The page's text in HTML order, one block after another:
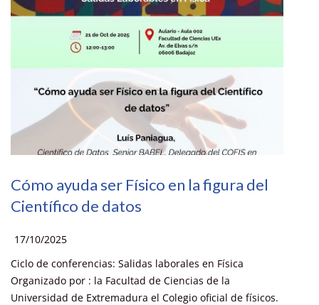
Cómo ayuda ser Físico en la figura del
Científico de datos
17/10/2025
Ciclo de conferencias: Salidas laborales en Física
Organizado por : la Facultad de Ciencias de la
Universidad de Extremadura el Colegio oficial de físicos.